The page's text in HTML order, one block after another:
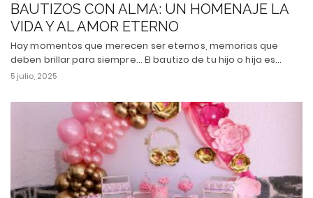
BAUTIZOS CON ALMA: UN HOMENAJE LA
VIDA Y AL AMOR ETERNO
Hay momentos que merecen ser eternos, memorias que
deben brillar para siempre... El bautizo de tu hijo o hija es…
5 julio, 2025